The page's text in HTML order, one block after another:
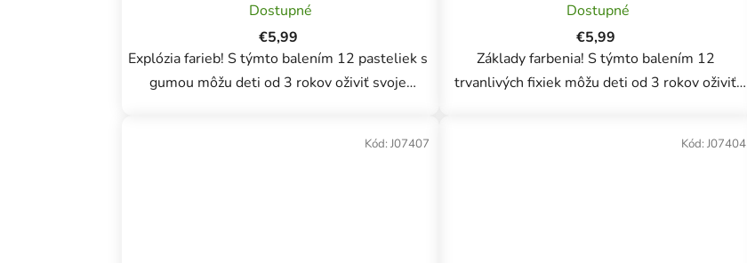
Dostupné
€5,99
Explózia farieb! S týmto balením 12 pasteliek s
gumou môžu deti od 3 rokov oživiť svoje
Dostupné
€5,99
Základy farbenia! S týmto balením 12
trvanlivých fixiek môžu deti od 3 rokov oživiť
Kód: J07407 Kód:J07404